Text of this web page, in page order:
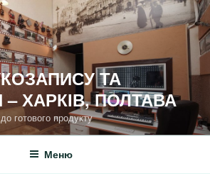
ТА
ХАРКІВ, ПОЛТАВА
готового продукту
Меню